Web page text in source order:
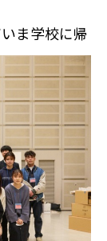
ま学校に帰